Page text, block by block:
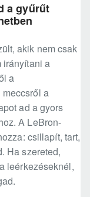
a gyűrűt
akik nem csak
irányítani a
a
a
ad a gyors
A LeBron-
csillapít, tart,
Ha szereted,
leérkezéseknél,